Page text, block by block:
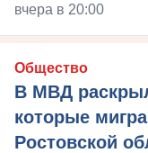
вчера в 20:00
Общество
В МВД
которые
Ростовской